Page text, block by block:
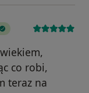
co robi,
teraz na